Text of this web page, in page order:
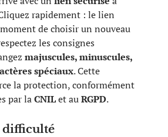
rapidement : le lien
de choisir un nouveau
les consignes
majuscules, minuscules,
spéciaux. Cette
la protection, conformément
par laCNILet auRGPD.
difficulté